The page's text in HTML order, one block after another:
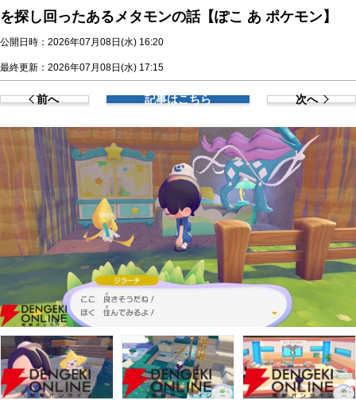
を探し回ったあるメタモンの話【ぽこ あ ポケモン】
公開日時：2026年07月08日(水) 16:20
最終更新：2026年07月08日(水) 17:15
前へ 記事はこちら 次へ